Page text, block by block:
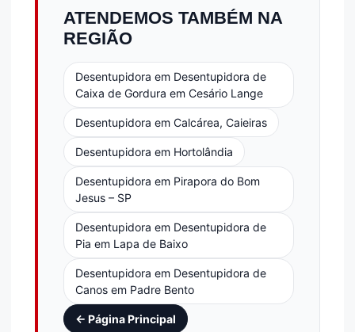
ATENDEMOS TAMBÉM NA
REGIÃO
Desentupidora em Desentupidora de
Caixa de Gordura em Cesário Lange
Desentupidora em Calcárea, Caieiras
Desentupidora em Hortolândia
Desentupidora em Pirapora do Bom
Jesus – SP
Desentupidora em Desentupidora de
Pia em Lapa de Baixo
Desentupidora em Desentupidora de
Canos em Padre Bento
← Página Principal